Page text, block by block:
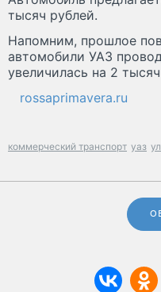
тысяч рублей.
Напомним, прошлое
автомобили УАЗ
увеличилась на 2
rossaprimavera.ru
коммерческий транспорт уаз